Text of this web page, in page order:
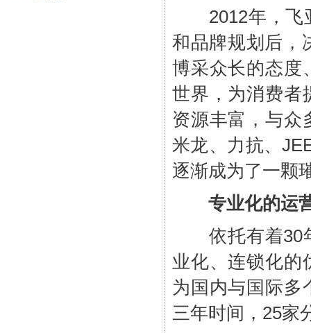
2012年，飞亚
和品牌规划后，
博采众长的态度
世界，为消费者
资源丰富，与众
米龙、力抗、
逐渐成为了一颗
专业化的运
依托有着30年
业化、连锁化的
为国内与国际多
三年时间，25家